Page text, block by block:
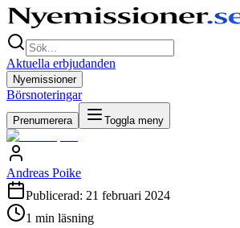
Aktuella erbjudanden
Nyemissioner
Börsnoteringar
Prenumerera Toggla meny
Andreas Poike
Publicerad: 21 februari 2024
1 min läsning